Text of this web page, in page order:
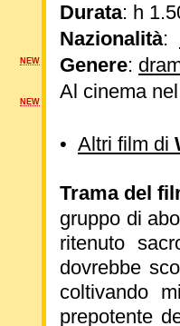
Durata: h
Nazionalità:
Genere:
Al cinema
• Altri film di
Trama del
gruppo di
ritenuto
dovrebbe
coltivando
prepotente
NEW
NEW